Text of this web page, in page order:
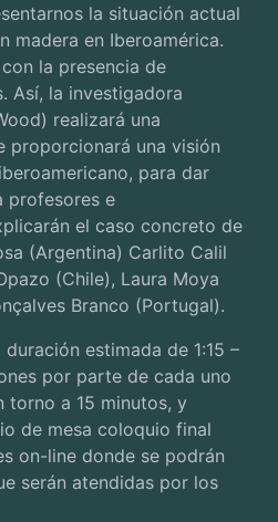
la situación actual
madera en Iberoamérica.
la presencia de
Así, la investigadora
realizará una
proporcionará una visión
para dar
profesores e
el caso concreto de
(Argentina) Carlito Calil
(Chile), Laura Moya
Branco (Portugal).
estimada de1:15 –
por parte de cada uno
torno a 15 minutos, y
de mesa coloquio final
on-line donde se podrán
serán atendidas por los